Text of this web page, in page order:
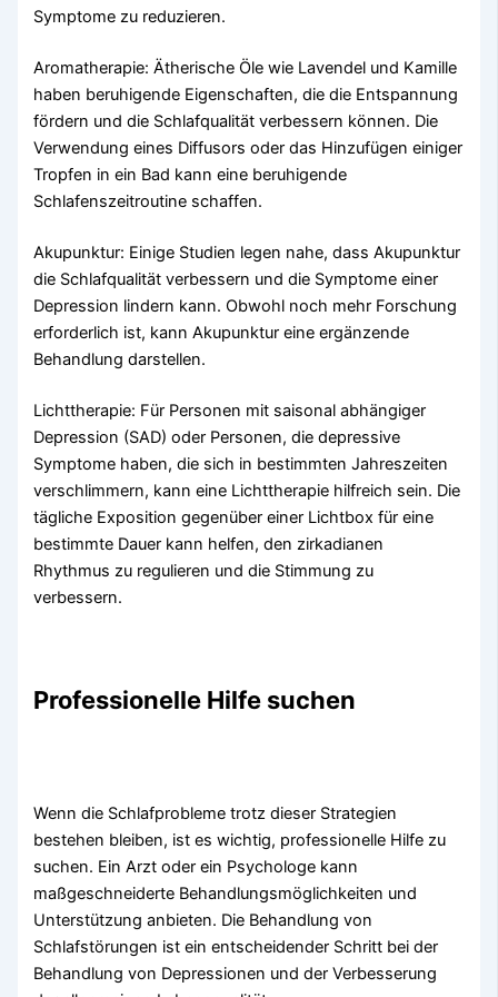
Symptome zu reduzieren.
Aromatherapie: Ätherische Öle wie Lavendel und Kamille
haben beruhigende Eigenschaften, die die Entspannung
fördern und die Schlafqualität verbessern können. Die
Verwendung eines Diffusors oder das Hinzufügen einiger
Tropfen in ein Bad kann eine beruhigende
Schlafenszeitroutine schaffen.
Akupunktur: Einige Studien legen nahe, dass Akupunktur
die Schlafqualität verbessern und die Symptome einer
Depression lindern kann. Obwohl noch mehr Forschung
erforderlich ist, kann Akupunktur eine ergänzende
Behandlung darstellen.
Lichttherapie: Für Personen mit saisonal abhängiger
Depression (SAD) oder Personen, die depressive
Symptome haben, die sich in bestimmten Jahreszeiten
verschlimmern, kann eine Lichttherapie hilfreich sein. Die
tägliche Exposition gegenüber einer Lichtbox für eine
bestimmte Dauer kann helfen, den zirkadianen
Rhythmus zu regulieren und die Stimmung zu
verbessern.
Professionelle Hilfe suchen
Wenn die Schlafprobleme trotz dieser Strategien
bestehen bleiben, ist es wichtig, professionelle Hilfe zu
suchen. Ein Arzt oder ein Psychologe kann
maßgeschneiderte Behandlungsmöglichkeiten und
Unterstützung anbieten. Die Behandlung von
Schlafstörungen ist ein entscheidender Schritt bei der
Behandlung von Depressionen und der Verbesserung